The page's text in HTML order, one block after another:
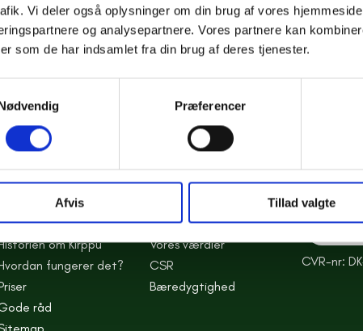
Vi deler også oplysninger om din brug af vores
og analysepartnere. Vores partnere kan
som de har indsamlet fra din brug af deres tjenester.
Præferencer
Afvis Tillad valgte
Sød
og
om Kirppu
fungerer det?
råd
VORES ANSVAR
Vores værdier
CSR
Bæredygtighed
CVR-nr: